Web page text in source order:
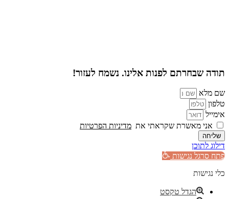
תודה שבחרתם לפנות אלינו. נשמח לעזור!
שם מלא
טלפון
אימייל
אני מאשרת שקראתי את מדיניות הפרטיות
שליחה
דילוג לתוכן
פתח סרגל נגישות
כלי נגישות
הגדל טקסט